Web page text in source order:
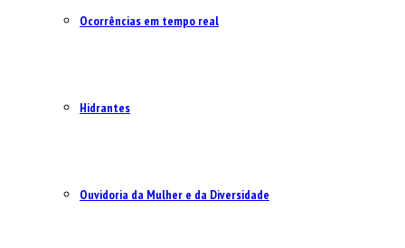
Ocorrências em tempo real
Hidrantes
Ouvidoria da Mulher e da Diversidade